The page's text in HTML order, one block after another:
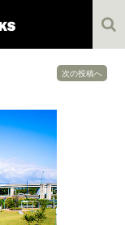
次の投稿へ